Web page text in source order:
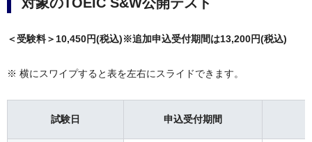
＜受験料＞10,450円(税込)※追加申込受付期間は13,200円(税込)
※ 横にスワイプすると表を左右にスライドできます。
試験日 申込受付期間